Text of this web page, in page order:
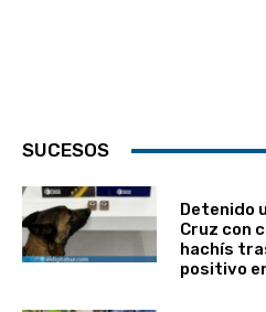
SUCESOS
Detenido
Cruz con
hachís
positivo